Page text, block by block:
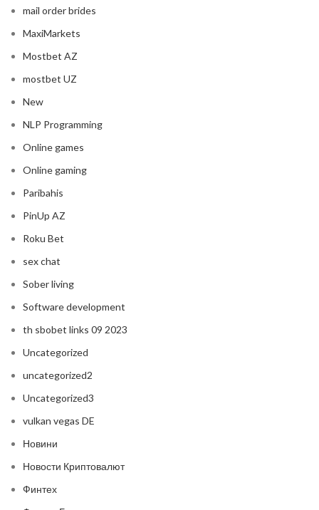
mail order brides
MaxiMarkets
Mostbet AZ
mostbet UZ
New
NLP Programming
Online games
Online gaming
Paribahis
PinUp AZ
Roku Bet
sex chat
Sober living
Software development
th sbobet links 09 2023
Uncategorized
uncategorized2
Uncategorized3
vulkan vegas DE
Новини
Новости Криптовалют
Финтех